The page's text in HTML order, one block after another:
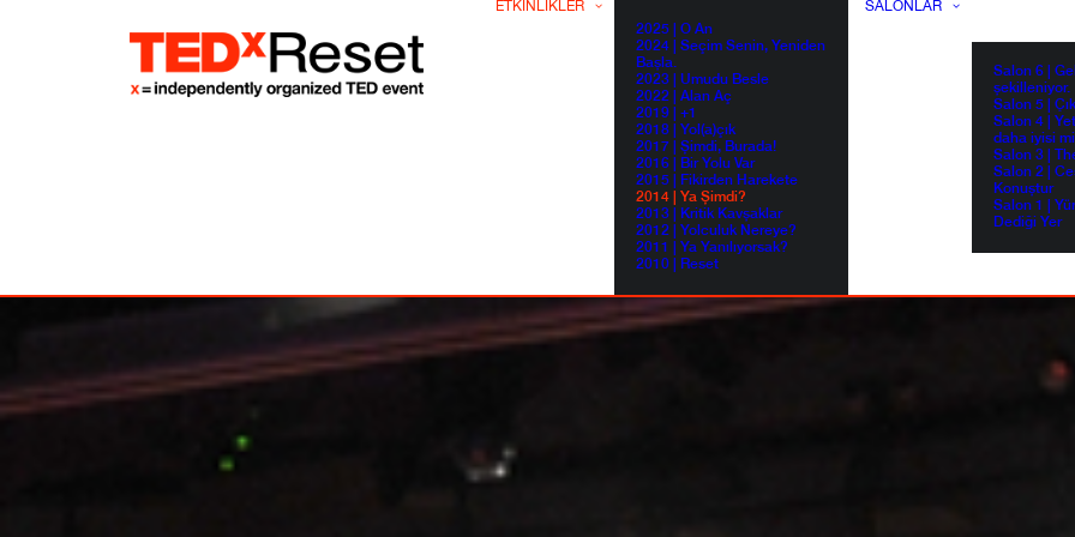
ETKINLIKLER
2025 | O An
2024 | Seçim Senin, Yeniden
Başla.
2023 | Umudu Besle
2022 | Alan Aç
2019 | +1
2018 | Yol(a)çık
2017 | Şimdi, Burada!
2016 | Bir Yolu Var
2015 | Fikirden Harekete
2014 | Ya Şimdi?
2013 | Kritik Kavşaklar
2012 | Yolculuk Nereye?
2011 | Ya Yanılıyorsak?
2010 | Reset
SALONLAR
Salon 6 |
şekilleniyor.
Salon 5 |
Salon 4 |
daha iyisi
Salon 3 |
Salon 2 |
Konuştur
Salon 1 |
Dediği Yer